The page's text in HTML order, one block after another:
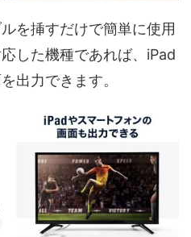
を挿すだけで簡単に使用
した機種であれば、iPad
出力できます。